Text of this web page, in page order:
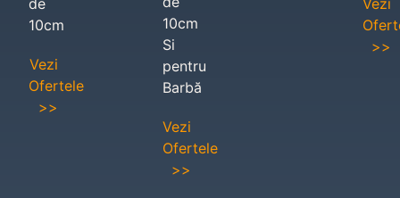
de
10cm
Vezi
Ofertele
>>
10cm
Si
pentru
Barbă
Vezi
Ofertele
>>
Vezi
>>